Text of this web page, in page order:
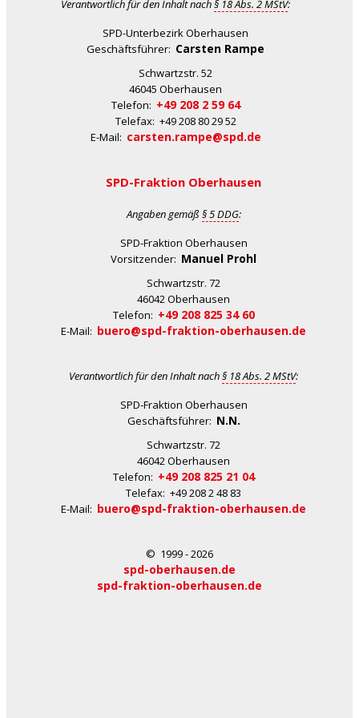
Verantwortlich für den Inhalt nach§ 18 Abs. 2 MStV:
SPD-Unterbezirk Oberhausen
Geschäftsführer: Carsten Rampe
Schwartzstr. 52
46045 Oberhausen
Telefon: +49 208 2 59 64
Telefax: +49 208 80 29 52
E-Mail: carsten.rampe@spd.de
SPD-Fraktion Oberhausen
Angaben gemäß § 5 DDG:
SPD-Fraktion Oberhausen
Vorsitzender: Manuel Prohl
Schwartzstr. 72
46042 Oberhausen
Telefon: +49 208 825 34 60
E-Mail: buero@spd-fraktion-oberhausen.de
Verantwortlich für den Inhalt nach§ 18 Abs. 2 MStV:
SPD-Fraktion Oberhausen
Geschäftsführer: N.N.
Schwartzstr. 72
46042 Oberhausen
Telefon: +49 208 825 21 04
Telefax: +49 208 2 48 83
E-Mail: buero@spd-fraktion-oberhausen.de
© 1999 - 2026
spd-oberhausen.de
spd-fraktion-oberhausen.de